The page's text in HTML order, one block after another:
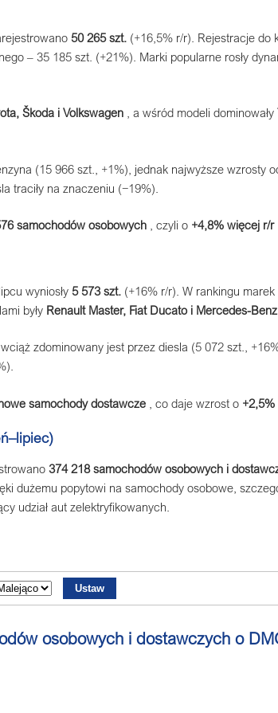
50 265 szt. (+16,5% r/r). Rejestracje do
– 35 185 szt. (+21%). Marki popularne rosły
Škoda i Volkswagen , a wśród modeli dominowały
(15 966 szt., +1%), jednak najwyższe wzrosty
traciły na znaczeniu (−19%).
samochodów osobowych , czyli o +4,8% więcej r/r.
wyniosły 5 573 szt. (+16% r/r). W rankingu marek
były Renault Master, Fiat Ducato i Mercedes-
zdominowany jest przez diesla (5 072 szt.,
samochody dostawcze , co daje wzrost o +2,5%
374 218 samochodów osobowych i
dużemu popytowi na samochody osobowe,
udział aut zelektryfikowanych.
osobowych i dostawczych o